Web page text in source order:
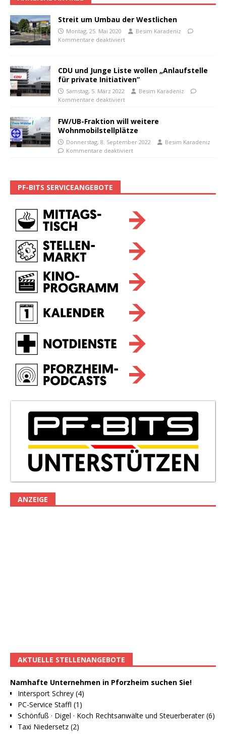
Streit um Umbau der Westlichen
Montag, 25. Mai 2020
Besim Karadeniz
Kommentare deaktiviert
CDU und Junge Liste wollen „Anlaufstelle
für private Initiativen“
Samstag, 5. März 2022
Besim Karadeniz
Kommentare deaktiviert
FW/UB-Fraktion will weitere
Wohnmobilstellplätze
Donnerstag, 8. September 2022
Besim Karadeniz
Kommentare deaktiviert
PF-BITS SERVICEANGEBOTE
ANZEIGE
AKTUELLE STELLENANGEBOTE
Namhafte Unternehmen in Pforzheim suchen Sie!
Intersport Schrey (4)
PC-Service Staffl (1)
Schönfuß · Digel · Koch Rechtsanwälte und Steuerberater (6)
Taxi Niedersetz (2)